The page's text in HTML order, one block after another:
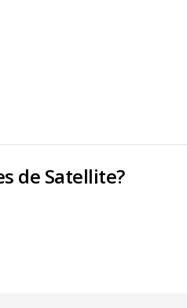
de Satellite?